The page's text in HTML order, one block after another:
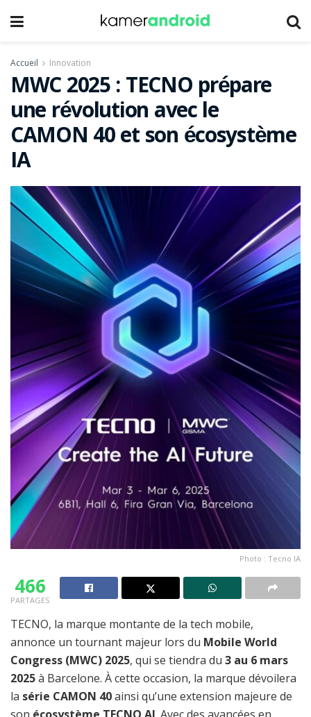
Accueil Innovation
MWC 2025 : TECNO prépare
une révolution avec le
CAMON 40 et son écosystème
IA
Photo : Tecno IA
466
PARTAGES
TECNO, la marque montante de la tech mobile,
annonce un tournant majeur lors du Mobile World
Congress (MWC) 2025, qui se tiendra du 3 au 6 mars
2025à Barcelone. À cette occasion, la marque dévoilera
la série CAMON 40ainsi qu’une extension majeure de